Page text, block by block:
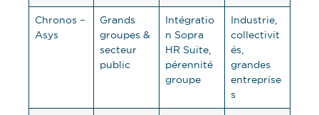
Chronos –
Asys
Grands
groupes &
secteur
public
Intégratio
n Sopra
HR Suite,
pérennité
groupe
Industrie,
collectivit
és,
grandes
entreprise
s